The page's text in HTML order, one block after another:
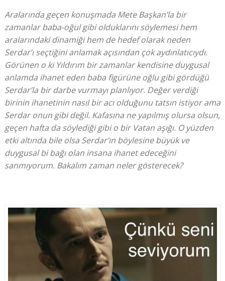
Aralarında geçen konuşmada Mete Başkan’la bir
zamanlar baba-oğul gibi olduklarını söylemesi hem
aralarındaki dinamiği hem de hedef olarak neden
Serdar’ı seçtiğini anlamak açısından çok aydınlatıcıydı.
Görünen o ki Yıldırım bir zamanlar kendisine duygusal
anlamda ihanet eden baba figürüne oğlu gibi gördüğü
Serdar’la bir darbe vurmayı planlıyor. Değer verdiği
birinin ihanetinin nasıl bir acı olduğunu tatsın istiyor ama
Serdar onun gibi değil. Kafasına ne yapılmış olursa olsun,
geçen hafta da söylediği gibi o bir Vatan aşığı. O yüzden
etki altında bile olsa Serdar’ın böylesine büyük ve
duygusal bi bağı olan insana ihanet edeceğini
sanmıyorum. Bakalım zaman neler gösterecek?